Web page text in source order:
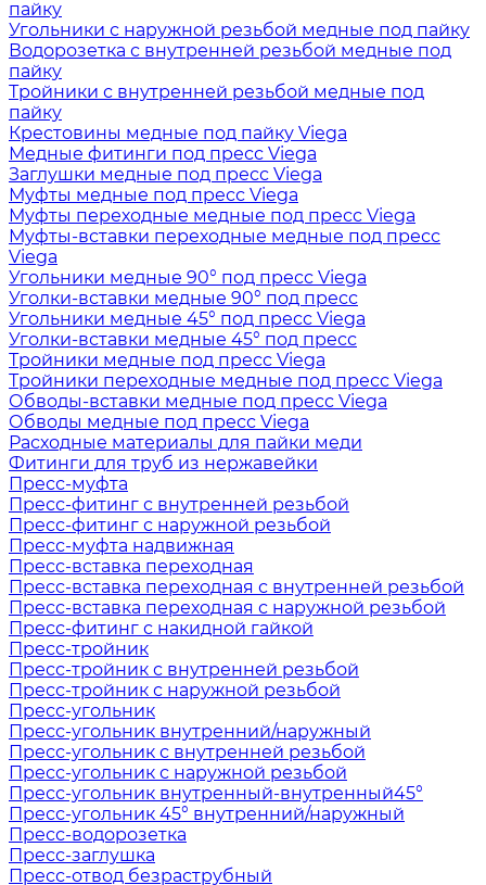
пайку
Угольники с наружной резьбой медные под пайку
Водорозетка с внутренней резьбой медные под
пайку
Тройники с внутренней резьбой медные под
пайку
Крестовины медные под пайку Viega
Медные фитинги под пресс Viega
Заглушки медные под пресс Viega
Муфты медные под пресс Viega
Муфты переходные медные под пресс Viega
Муфты-вставки переходные медные под пресс
Viega
Угольники медные 90° под пресс Viega
Уголки-вставки медные 90° под пресс
Угольники медные 45° под пресс Viega
Уголки-вставки медные 45° под пресс
Тройники медные под пресс Viega
Тройники переходные медные под пресс Viega
Обводы-вставки медные под пресс Viega
Обводы медные под пресс Viega
Расходные материалы для пайки меди
Фитинги для труб из нержавейки
Пресс-муфта
Пресс-фитинг с внутренней резьбой
Пресс-фитинг с наружной резьбой
Пресс-муфта надвижная
Пресс-вставка переходная
Пресс-вставка переходная с внутренней резьбой
Пресс-вставка переходная с наружной резьбой
Пресс-фитинг с накидной гайкой
Пресс-тройник
Пресс-тройник с внутренней резьбой
Пресс-тройник с наружной резьбой
Пресс-угольник
Пресс-угольник внутренний/наружный
Пресс-угольник с внутренней резьбой
Пресс-угольник с наружной резьбой
Пресс-угольник внутренный-внутренный45°
Пресс-угольник 45° внутренний/наружный
Пресс-водорозетка
Пресс-заглушка
Пресс-отвод безраструбный